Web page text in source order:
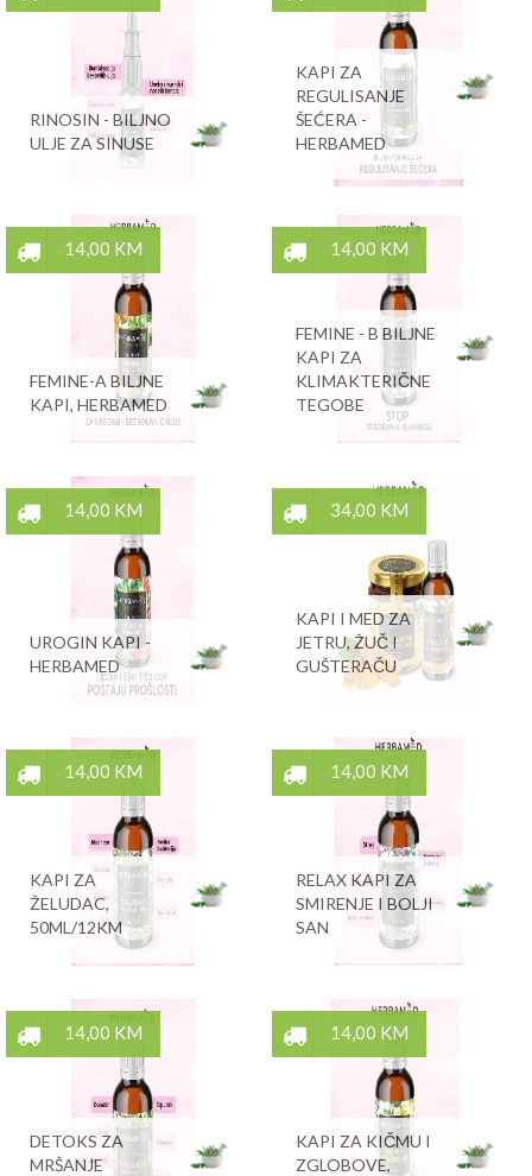
RINOSIN - BILJNO
ULJE ZA SINUSE
KAPI ZA
REGULISANJE
ŠEĆERA -
HERBAMED
14,00 KM
FEMINE-A BILJNE
KAPI, HERBAMED
14,00 KM
FEMINE - B BILJNE
KAPI ZA
KLIMAKTERIČNE
TEGOBE
14,00 KM
UROGIN KAPI -
HERBAMED
34,00 KM
KAPI I MED ZA
JETRU, ŽUČ I
GUŠTERAČU
14,00 KM
KAPI ZA
ŽELUDAC,
50ML/12KM
14,00 KM
RELAX KAPI ZA
SMIRENJE I BOLJI
SAN
14,00 KM
DETOKS ZA
MRŠANJE
14,00 KM
KAPI ZA KIČMU I
ZGLOBOVE,